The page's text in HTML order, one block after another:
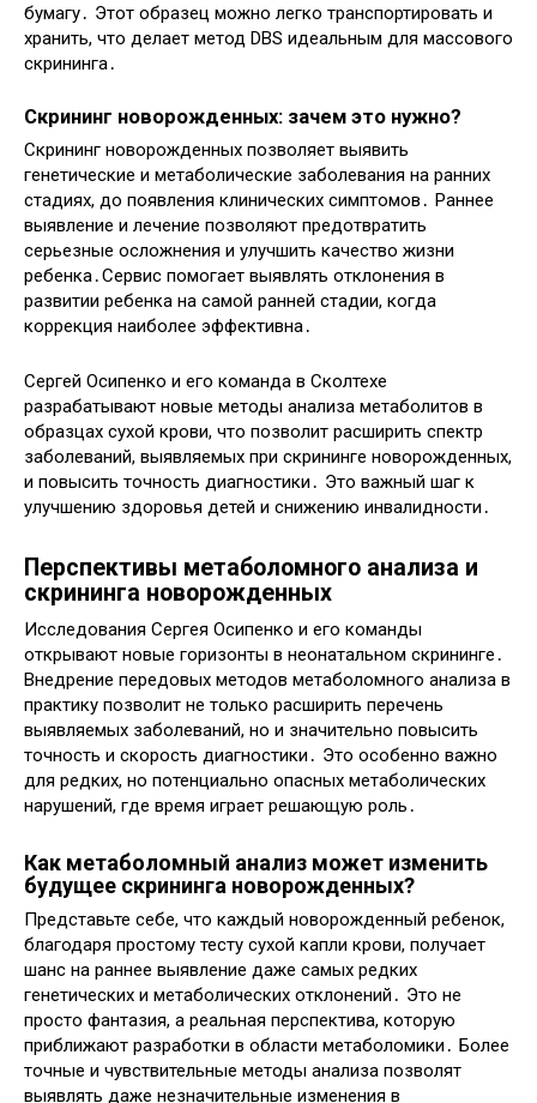
бумагу․ Этот образец можно легко транспортировать и
хранить, что делает метод DBS идеальным для массового
скрининга․
Скрининг новорожденных: зачем это нужно?
Скрининг новорожденных позволяет выявить
генетические и метаболические заболевания на ранних
стадиях, до появления клинических симптомов․ Раннее
выявление и лечение позволяют предотвратить
серьезные осложнения и улучшить качество жизни
ребенка․Сервис помогает выявлять отклонения в
развитии ребенка на самой ранней стадии, когда
коррекция наиболее эффективна․
Сергей Осипенко и его команда в Сколтехе
разрабатывают новые методы анализа метаболитов в
образцах сухой крови, что позволит расширить спектр
заболеваний, выявляемых при скрининге новорожденных,
и повысить точность диагностики․ Это важный шаг к
улучшению здоровья детей и снижению инвалидности․
Перспективы метаболомного анализа и
скрининга новорожденных
Исследования Сергея Осипенко и его команды
открывают новые горизонты в неонатальном скрининге․
Внедрение передовых методов метаболомного анализа в
практику позволит не только расширить перечень
выявляемых заболеваний, но и значительно повысить
точность и скорость диагностики․ Это особенно важно
для редких, но потенциально опасных метаболических
нарушений, где время играет решающую роль․
Как метаболомный анализ может изменить
будущее скрининга новорожденных?
Представьте себе, что каждый новорожденный ребенок,
благодаря простому тесту сухой капли крови, получает
шанс на раннее выявление даже самых редких
генетических и метаболических отклонений․ Это не
просто фантазия, а реальная перспектива, которую
приближают разработки в области метаболомики․ Более
точные и чувствительные методы анализа позволят
выявлять даже незначительные изменения в